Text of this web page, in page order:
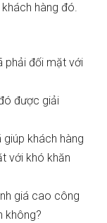
hàng đó.
phải đối mặt với
được giải
khách hàng
với khó khăn
giá cao công
không?